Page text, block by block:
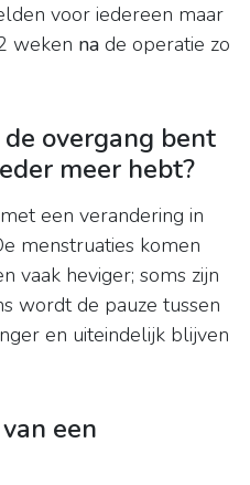
voor iedereen maar
weken na de operatie zo
overgang bent
meer hebt?
een verandering in
menstruaties komen
vaak heviger; soms zijn
wordt de pauze tussen
en uiteindelijk blijven
een